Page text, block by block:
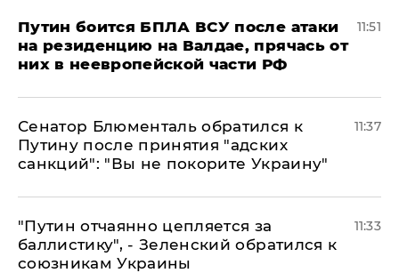
Путин боится БПЛА ВСУ после атаки
на резиденцию на Валдае, прячась от
них в неевропейской части РФ
11:51
Сенатор Блюменталь обратился к
Путину после принятия "адских
санкций": "Вы не покорите Украину"
11:37
"Путин отчаянно цепляется за
баллистику", - Зеленский обратился к
союзникам Украины
11:33